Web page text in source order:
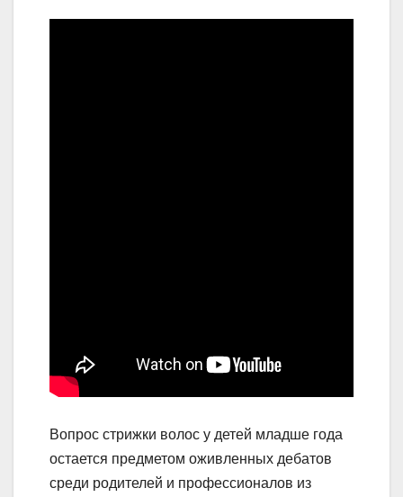
Вопрос стрижки волос у детей младше года
остается предметом оживленных дебатов
среди родителей и профессионалов из